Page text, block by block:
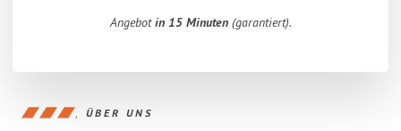
Angebotin 15 Minuten(garantiert).
ÜBER UNS